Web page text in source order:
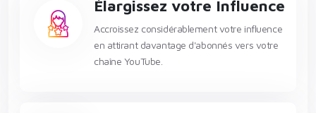
Élargissez votre Influence
Accroissez considérablement votre influence
en attirant davantage d'abonnés vers votre
chaîne YouTube.